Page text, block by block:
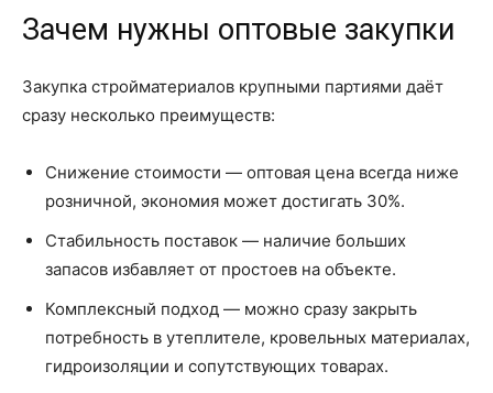
Зачем нужны оптовые закупки
Закупка стройматериалов крупными партиями даёт
сразу несколько преимуществ:
Снижение стоимости — оптовая цена всегда ниже
розничной, экономия может достигать 30%.
Стабильность поставок — наличие больших
запасов избавляет от простоев на объекте.
Комплексный подход — можно сразу закрыть
потребность в утеплителе, кровельных материалах,
гидроизоляции и сопутствующих товарах.